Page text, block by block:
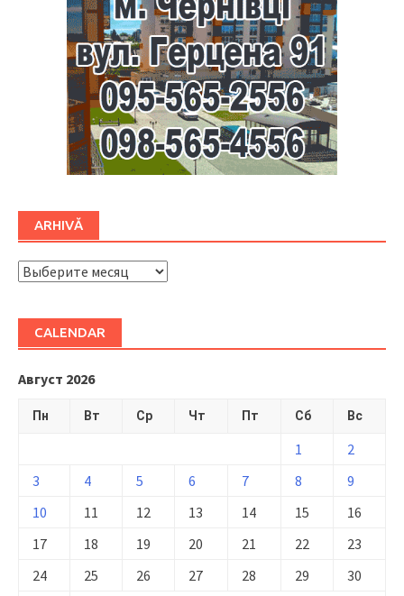
ARHIVĂ
ARHIVĂ
CALENDAR
Август 2026
Пн Вт Ср Чт Пт Сб Вс
1
2
3
4 5 6 7 8
9
10
11 12 13 14 15
16
17
18 19 20 21 22
23
24
25 26 27 28 29
30